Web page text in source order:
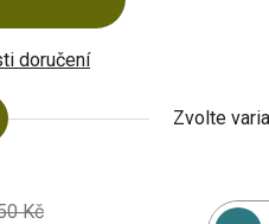
doručení
Zvolte
Kč